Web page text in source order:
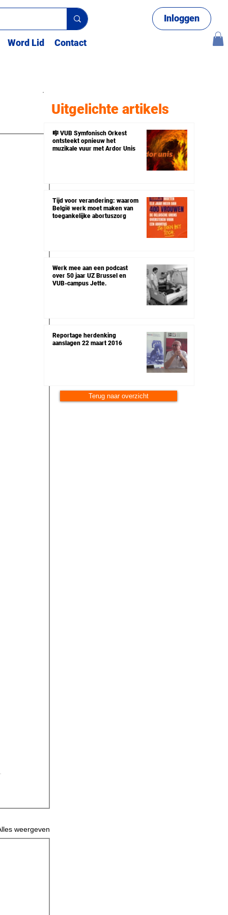
Inloggen
Word Lid Contact
weergeven
Uitgelichte artikels
🎼 VUB Symfonisch Orkest
ontsteekt opnieuw het
muzikale vuur met Ardor Unis
Tijd voor verandering: waarom
België werk moet maken van
toegankelijke abortuszorg
Werk mee aan een podcast
over 50 jaar UZ Brussel en
VUB-campus Jette.
Reportage herdenking
aanslagen 22 maart 2016
Terug naar overzicht